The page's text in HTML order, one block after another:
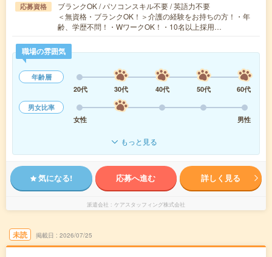
応募資格
ブランクOK / パソコンスキル不要 / 英語力不要
＜無資格・ブランクOK！＞介護の経験をお持ちの方！・年
齢、学歴不問！・WワークOK！・10名以上採用…
職場の雰囲気
年齢層
20代
30代 40代 50代
60代
男女比率
女性
男性
もっと見る
気になる! 応募へ進む 詳しく見る
派遣会社 ケアスタッフィング株式会社
未読 掲載日 2026/07/25